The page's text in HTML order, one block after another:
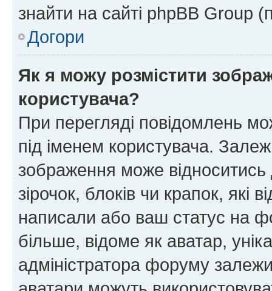
знайти на сайті phpBB Group
Догори
Як я можу розмістити
користувача?
При перегляді повідомлень
під іменем користувача.
зображення може відноситись
зірочок, блоків чи крапок, які
написали або ваш статус на
більше, відоме як аватар,
адміністратора форуму